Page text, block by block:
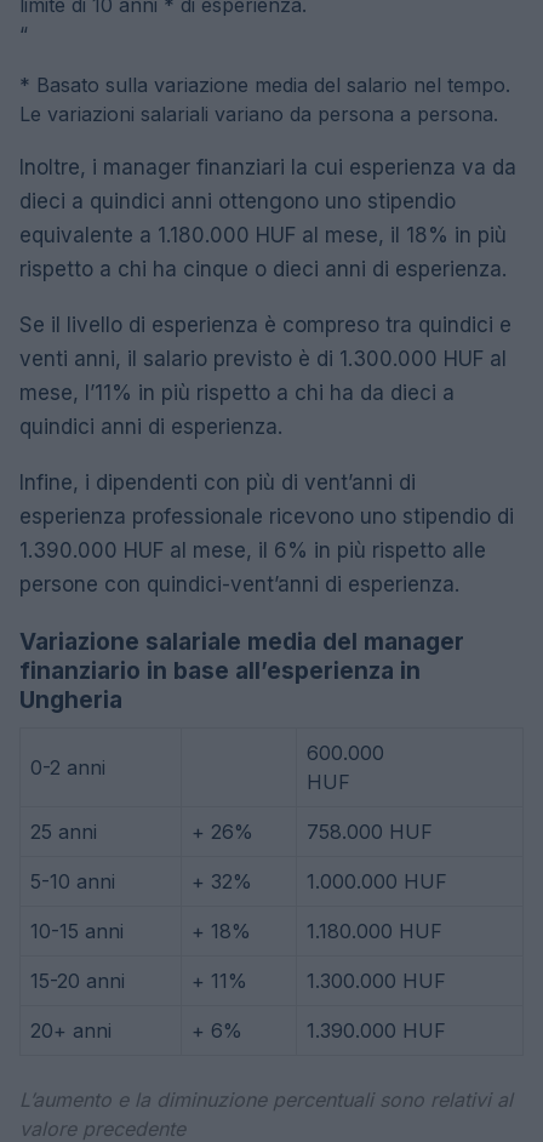
limite di 10 anni * di esperienza.
“
* Basato sulla variazione media del salario nel tempo.
Le variazioni salariali variano da persona a persona.
Inoltre, i manager finanziari la cui esperienza va da
dieci a quindici anni ottengono uno stipendio
equivalente a 1.180.000 HUF al mese, il 18% in più
rispetto a chi ha cinque o dieci anni di esperienza.
Se il livello di esperienza è compreso tra quindici e
venti anni, il salario previsto è di 1.300.000 HUF al
mese, l’11% in più rispetto a chi ha da dieci a
quindici anni di esperienza.
Infine, i dipendenti con più di vent’anni di
esperienza professionale ricevono uno stipendio di
1.390.000 HUF al mese, il 6% in più rispetto alle
persone con quindici-vent’anni di esperienza.
Variazione salariale media del manager
finanziario in base all’esperienza in
Ungheria
0-2 anni
600.000
HUF
25 anni + 26% 758.000 HUF
5-10 anni + 32% 1.000.000 HUF
10-15 anni + 18% 1.180.000 HUF
15-20 anni + 11% 1.300.000 HUF
20+ anni + 6% 1.390.000 HUF
L’aumento e la diminuzione percentuali sono relativi al
valore precedente